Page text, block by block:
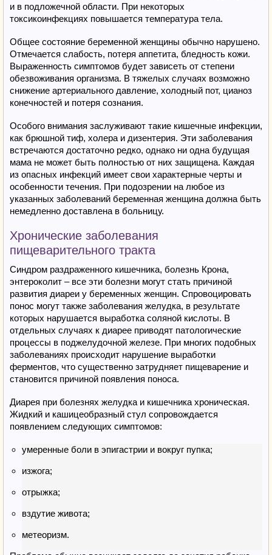
и в подложечной области. При некоторых
токсикоинфекциях повышается температура тела.
Общее состояние беременной женщины обычно нарушено.
Отмечается слабость, потеря аппетита, бледность кожи.
Выраженность симптомов будет зависеть от степени
обезвоживания организма. В тяжелых случаях возможно
снижение артериального давление, холодный пот, цианоз
конечностей и потеря сознания.
Особого внимания заслуживают такие кишечные инфекции,
как брюшной тиф, холера и дизентерия. Эти заболевания
встречаются достаточно редко, однако ни одна будущая
мама не может быть полностью от них защищена. Каждая
из опасных инфекций имеет свои характерные черты и
особенности течения. При подозрении на любое из
указанных заболеваний беременная женщина должна быть
немедленно доставлена в больницу.
Хронические заболевания
пищеварительного тракта
Синдром раздраженного кишечника, болезнь Крона,
энтероколит – все эти болезни могут стать причиной
развития диареи у беременных женщин. Спровоцировать
понос могут также заболевания желудка, в результате
которых нарушается выработка соляной кислоты. В
отдельных случаях к диарее приводят патологические
процессы в поджелудочной железе. При многих подобных
заболеваниях происходит нарушение выработки
ферментов, что существенно затрудняет пищеварение и
становится причиной появления поноса.
Диарея при болезнях желудка и кишечника хроническая.
Жидкий и кашицеобразный стул сопровождается
появлением следующих симптомов:
умеренные боли в эпигастрии и вокруг пупка;
изжога;
отрыжка;
вздутие живота;
метеоризм.